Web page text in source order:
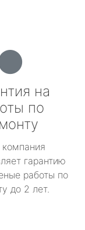
на
по
гарантию
работы по
до 2 лет.